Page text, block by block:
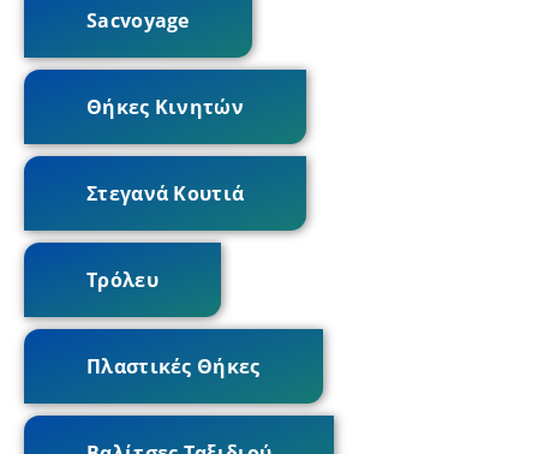
Sacvoyage
Θήκες Κινητών
Στεγανά Κουτιά
Τρόλευ
Πλαστικές Θήκες